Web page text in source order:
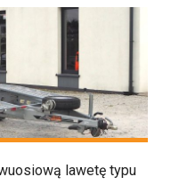
lawetę typu